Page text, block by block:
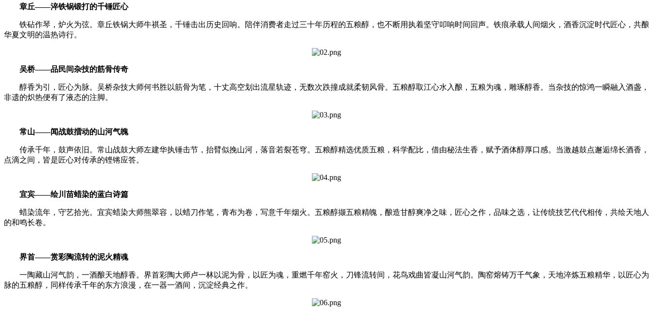
章丘——淬铁锅锻打的千锤匠心
铁砧作琴，炉火为弦。章丘铁锅大师牛祺圣，千锤击出历史回响。陪伴消费者走过三十年历程的五粮醇，也不断用执着坚守叩响时间回声。铁痕承载人间烟火，酒香沉淀时代匠心，共酿
华夏文明的温热诗行。
吴桥——品民间杂技的筋骨传奇
醇香为引，匠心为脉。吴桥杂技大师何书胜以筋骨为笔，十丈高空划出流星轨迹，无数次跌撞成就柔韧风骨。五粮醇取江心水入酿，五粮为魂，雕琢醇香。当杂技的惊鸿一瞬融入酒盏，
非遗的炽热便有了液态的注脚。
常山——闻战鼓擂动的山河气魄
传承千年，鼓声依旧。常山战鼓大师左建华执锤击节，抬臂似挽山河，落音若裂苍穹。五粮醇精选优质五粮，科学配比，借由秘法生香，赋予酒体醇厚口感。当激越鼓点邂逅绵长酒香，
点滴之间，皆是匠心对传承的铿锵应答。
宜宾——绘川苗蜡染的蓝白诗篇
蜡染流年，守艺拾光。宜宾蜡染大师熊翠容，以蜡刀作笔，青布为卷，写意千年烟火。五粮醇撷五粮精魄，酿造甘醇爽净之味，匠心之作，品味之选，让传统技艺代代相传，共绘天地人
的和鸣长卷。
界首——赏彩陶流转的泥火精魂
一陶藏山河气韵，一酒酿天地醇香。界首彩陶大师卢一林以泥为骨，以匠为魂，重燃千年窑火，刀锋流转间，花鸟戏曲皆凝山河气韵。陶窑熔铸万千气象，天地淬炼五粮精华，以匠心为
脉的五粮醇，同样传承千年的东方浪漫，在一器一酒间，沉淀经典之作。